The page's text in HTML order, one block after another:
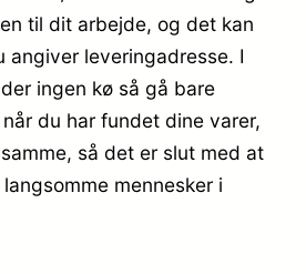
til dit arbejde, og det kan
leveringadresse. I
ingen kø så gå bare
du har fundet dine varer,
så det er slut med at
mennesker i